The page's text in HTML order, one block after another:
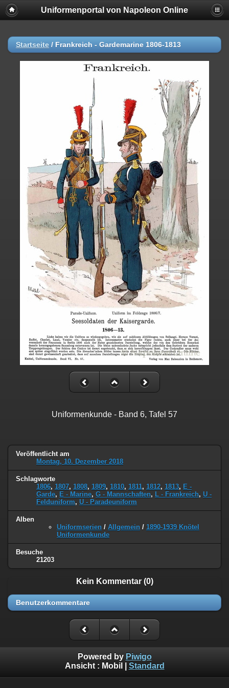
Uniformenportal von Napoleon Online
Startseite / Frankreich - Gardemarine 1806-1813
Uniformenkunde - Band 6, Tafel 57
Veröffentlicht am
Montag, 10. Dezember 2018
Schlagworte
1806, 1807, 1808, 1809, 1810, 1811, 1812, 1813, E -
Garde, E - Marine, G - Mannschaften, L - Frankreich, U -
Felduniform, U - Paradeuniform
Alben
Uniformserien / Allgemein / 1890-1939 Knötel
Uniformenkunde
Besuche
21203
Kein Kommentar (0)
Benutzerkommentare
Powered by Piwigo
Ansicht : Mobil Standard